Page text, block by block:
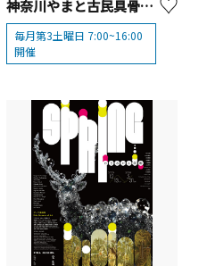
神奈川やまと古民具骨董市
毎月第3土曜日 7:00~16:00
開催